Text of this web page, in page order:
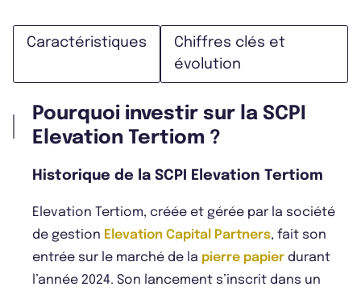
Caractéristiques
Chiffres clés et
évolution
Pourquoi investir sur la SCPI
Elevation Tertiom ?
Historique de la SCPI Elevation Tertiom
Elevation Tertiom, créée et gérée par la société
de gestion Elevation Capital Partners, fait son
entrée sur le marché de la pierre papier durant
l’année 2024. Son lancement s’inscrit dans un